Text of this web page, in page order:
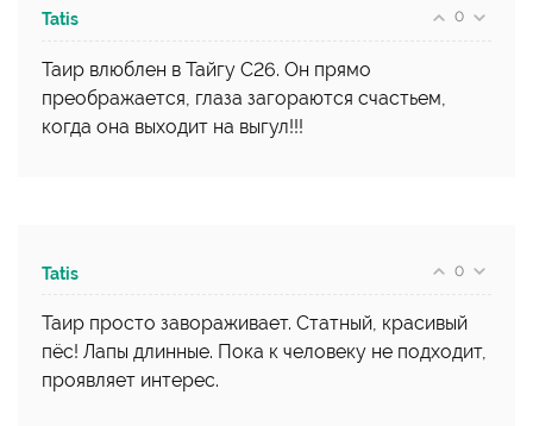
0
Tatis
Таир влюблен в Тайгу С26. Он прямо
преображается, глаза загораются счастьем,
когда она выходит на выгул!!!
0
Tatis
Таир просто завораживает. Статный, красивый
пёс! Лапы длинные. Пока к человеку не подходит,
проявляет интерес.